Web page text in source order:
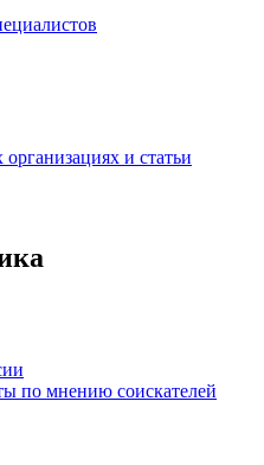
и статьи
по мнению соискателей